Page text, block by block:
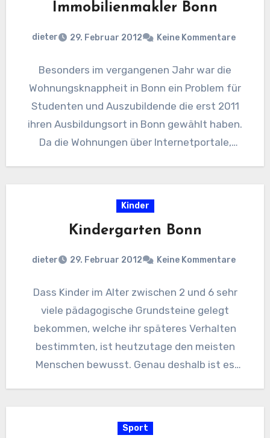
Immobilienmakler Bonn
dieter 29. Februar 2012 Keine Kommentare
Besonders im vergangenen Jahr war die
Wohnungsknappheit in Bonn ein Problem für
Studenten und Auszubildende die erst 2011
ihren Ausbildungsort in Bonn gewählt haben.
Da die Wohnungen über Internetportale,
Kinder
Kindergarten Bonn
dieter 29. Februar 2012 Keine Kommentare
Dass Kinder im Alter zwischen 2 und 6 sehr
viele pädagogische Grundsteine gelegt
bekommen, welche ihr späteres Verhalten
bestimmten, ist heutzutage den meisten
Menschen bewusst. Genau deshalb ist es
Sport